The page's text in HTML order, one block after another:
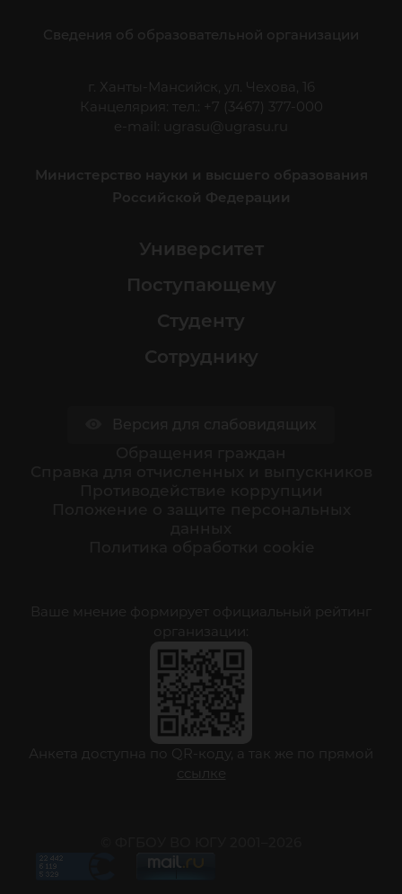
Сведения об образовательной организации
г. Ханты-Мансийск, ул. Чехова, 16
Канцелярия: тел.: +7 (3467) 377-000
e-mail:
ugrasu@ugrasu.ru
Министерство науки и высшего образования
Российской Федерации
Университет
Поступающему
Студенту
Сотруднику
Ваше мнение формирует официальный рейтинг
организации:
Анкета доступна по QR-коду, а так же по прямой
ссылке